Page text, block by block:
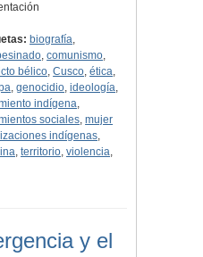
biografía,
,comunismo,
bélico,Cusco,ética,
,genocidio,ideología,
indígena,
sociales,mujer
indígenas,
, territorio, violencia,
y el